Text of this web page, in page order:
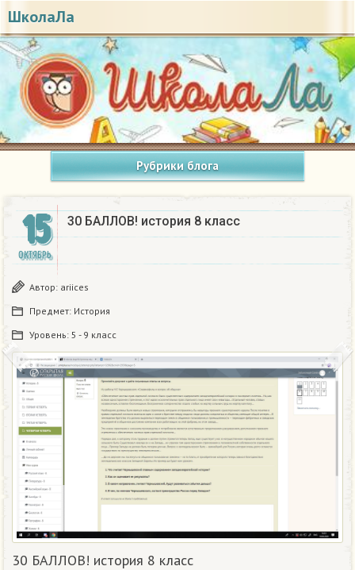
ШколаЛа
Рубрики блога
15
ОКТЯБРЬ
30 БАЛЛОВ! история 8 класс
Автор: ariices
Предмет: История
Уровень: 5 - 9 класс
30 БАЛЛОВ! история 8 класс